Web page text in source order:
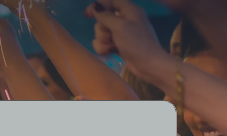
Erbjudanden
Om oss
Kontakt